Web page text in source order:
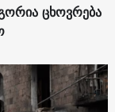
ცხოვრება